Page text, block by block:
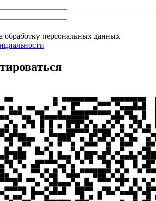
обработку персональных данных